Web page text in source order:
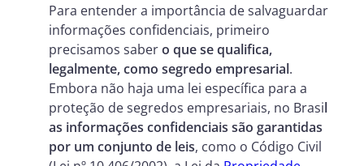
Para entender a importância de salvaguardar
informações confidenciais, primeiro
precisamos sabero que se qualifica,
legalmente, como segredo empresarial.
Embora não haja uma lei específica para a
proteção de segredos empresariais, no Brasil
as informações confidenciais são garantidas
por um conjunto de leis, como o Código Civil